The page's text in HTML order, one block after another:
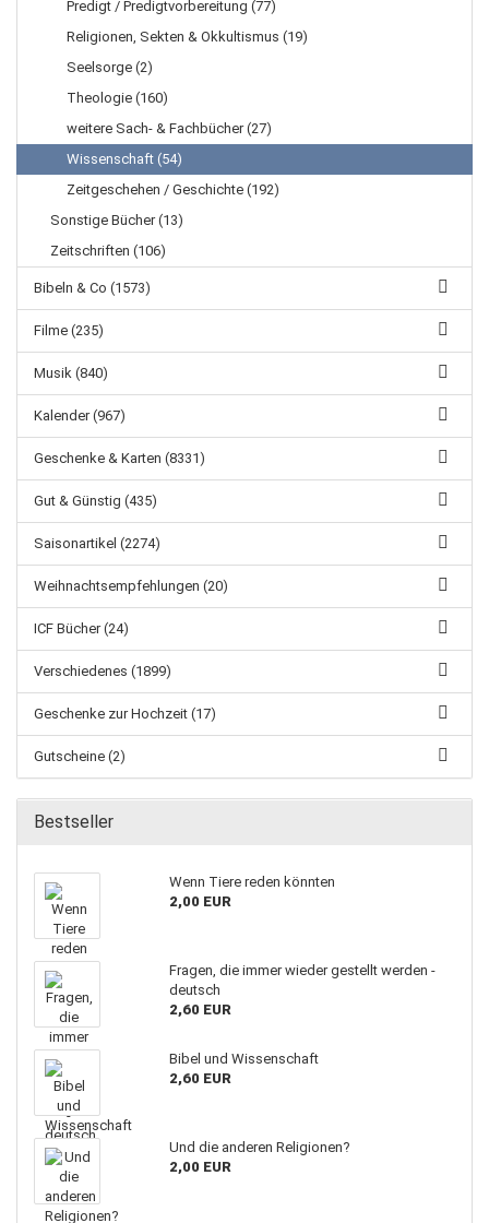
Predigt / Predigtvorbereitung (77)
Religionen, Sekten & Okkultismus (19)
Seelsorge (2)
Theologie (160)
weitere Sach- & Fachbücher (27)
Wissenschaft (54)
Zeitgeschehen / Geschichte (192)
Sonstige Bücher (13)
Zeitschriften (106)
Bibeln & Co (1573)
Filme (235)
Musik (840)
Kalender (967)
Geschenke & Karten (8331)
Gut & Günstig (435)
Saisonartikel (2274)
Weihnachtsempfehlungen (20)
ICF Bücher (24)
Verschiedenes (1899)
Geschenke zur Hochzeit (17)
Gutscheine (2)
Bestseller
Wenn Tiere reden könnten
2,00 EUR
Fragen, die immer wieder gestellt werden -
deutsch
2,60 EUR
Bibel und Wissenschaft
2,60 EUR
Und die anderen Religionen?
2,00 EUR